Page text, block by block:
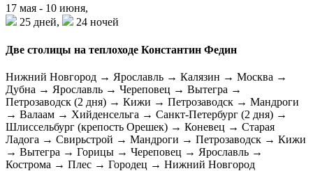
17 мая - 10 июня,
25 дней,
24 ночей
Две столицы на теплоходе Константин Федин
Нижний Новгород → Ярославль → Калязин → Москва →
Дубна → Ярославль → Череповец → Вытегра →
Петрозаводск (2 дня) → Кижи → Петрозаводск → Мандроги
→ Валаам → Хийденсельга → Санкт-Петербург (2 дня) →
Шлиссельбург (крепость Орешек) → Коневец → Старая
Ладога → Свирьстрой → Мандроги → Петрозаводск → Кижи
→ Вытегра → Горицы → Череповец → Ярославль →
Кострома → Плес → Городец → Нижний Новгород